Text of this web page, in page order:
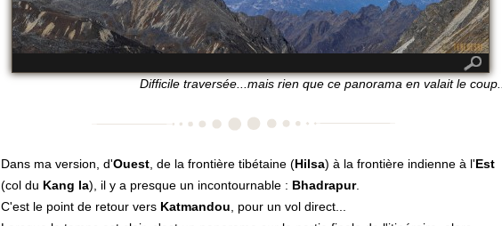
Difficile traversée...mais rien que ce panorama en valait le coup...
Dans ma version, d'Ouest , de la frontière tibétaine (Hilsa) à la frontière indienne à l'Est
(col du Kang la), il y a presque un incontournable : Bhadrapur.
C'est le point de retour vers Katmandou , pour un vol direct...